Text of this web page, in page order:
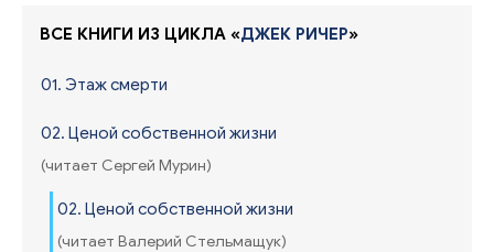
ВСЕ КНИГИ ИЗ ЦИКЛА «ДЖЕК РИЧЕР»
01. Этаж смерти
02. Ценой собственной жизни
(читает Сергей Мурин)
02. Ценой собственной жизни
(читает Валерий Стельмащук)